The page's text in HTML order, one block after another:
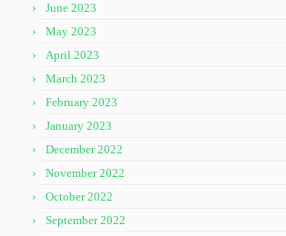
June 2023
May 2023
April 2023
March 2023
February 2023
January 2023
December 2022
November 2022
October 2022
September 2022